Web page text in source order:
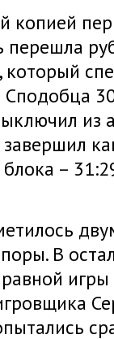
копией
Сподобца
из
–
В
игры